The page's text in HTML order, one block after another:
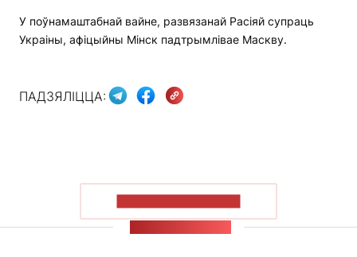
У поўнамаштабнай вайне, развязанай Расіяй супраць
Украіны, афіцыйны Мінск падтрымлівае Маскву.
ПАДЗЯЛІЦЦА: